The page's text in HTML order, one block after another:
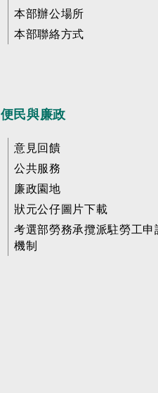
本部辦公場所
本部聯絡方式
便民與廉政
意見回饋
公共服務
廉政園地
狀元公仔圖片下載
考選部勞務承攬派駐勞工申
機制